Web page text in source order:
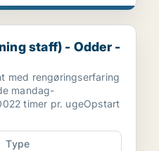
- Odder - 22 tim...
staff) - Odder -
med rengøringserfaring
mandag-
timer pr. ugeOpstart
Type